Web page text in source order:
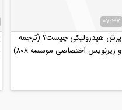
07:37
پرش هیدرولیکی چیست؟ (ترجمه
و زیرنویس اختصاصی موسسه ۸۰۸)